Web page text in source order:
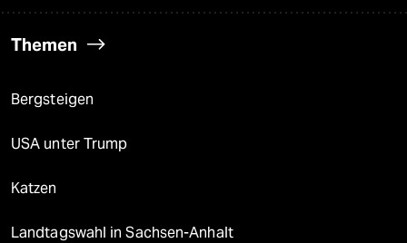
Themen
Bergsteigen
USA unter Trump
Katzen
Landtagswahl in Sachsen-Anhalt